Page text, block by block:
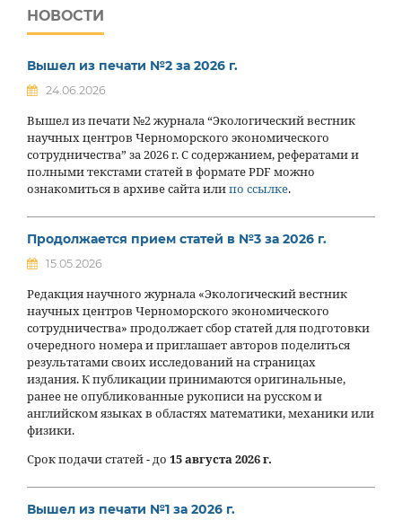
НОВОСТИ
Вышел из печати №2 за 2026 г.
24.06.2026
Вышел из печати №2 журнала “Экологический вестник
научных центров Черноморского экономического
сотрудничества” за 2026 г. С содержанием, рефератами и
полными текстами статей в формате PDF можно
ознакомиться в архиве сайта илипо ссылке.
Продолжается прием статей в №3 за 2026 г.
15.05.2026
Редакция научного журнала «Экологический вестник
научных центров Черноморского экономического
сотрудничества» продолжает сбор статей для подготовки
очередного номера и приглашает авторов поделиться
результатами своих исследований на страницах
издания. К публикации принимаются оригинальные,
ранее не опубликованные рукописи на русском и
английском языках в областях математики, механики или
физики.
Срок подачи статей - до 15 августа 2026 г.
Вышел из печати №1 за 2026 г.